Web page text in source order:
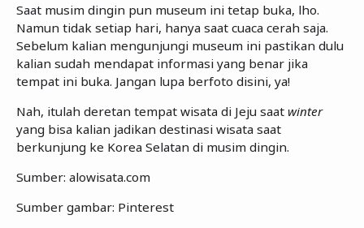
Saat musim dingin pun museum ini tetap buka, lho.
Namun tidak setiap hari, hanya saat cuaca cerah saja.
Sebelum kalian mengunjungi museum ini pastikan dulu
kalian sudah mendapat informasi yang benar jika
tempat ini buka. Jangan lupa berfoto disini, ya!
Nah, itulah deretan tempat wisata di Jeju saat winter
yang bisa kalian jadikan destinasi wisata saat
berkunjung ke Korea Selatan di musim dingin.
Sumber: alowisata.com
Sumber gambar: Pinterest